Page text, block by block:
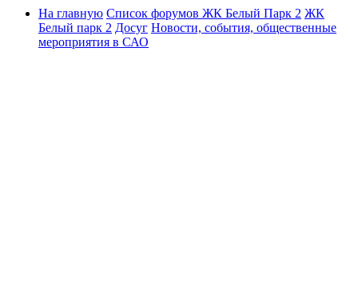
На главную Список форумов ЖК Белый Парк 2 ЖК
Белый парк 2 Досуг Новости, события, общественные
мероприятия в САО